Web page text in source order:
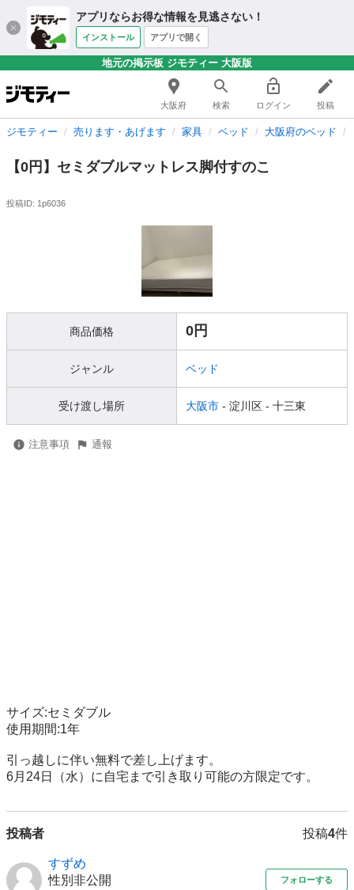
アプリならお得な情報を見逃さない！
インストール アプリで開く
地元の掲示板 ジモティー 大阪版
大阪府 検索 ログイン 投稿
ジモティー 売ります・あげます 家具 ベッド 大阪府のベッド
【0円】セミダブルマットレス脚付すのこ
投稿ID: 1p6036
商品価格 0円
ジャンル ベッド
受け渡し場所 大阪市 - 淀川区 - 十三東
注意事項 通報
サイズ:セミダブル
使用期間:1年
引っ越しに伴い無料で差し上げます。
6月24日（水）に自宅まで引き取り可能の方限定です。
投稿者 投稿4件
すずめ
性別非公開
フォローする